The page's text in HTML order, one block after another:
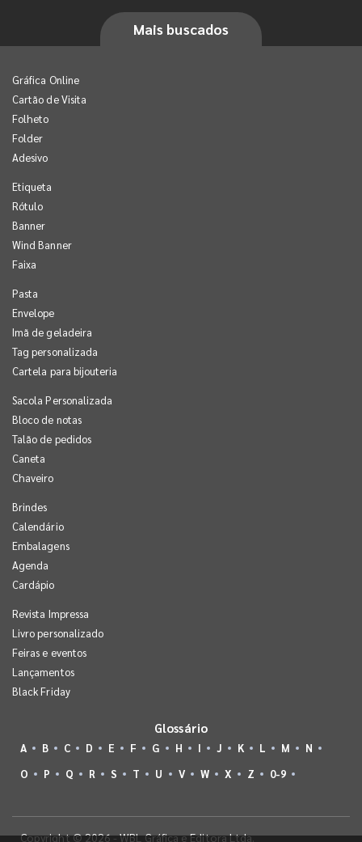
Mais buscados
Gráfica Online
Cartão de Visita
Folheto
Folder
Adesivo
Etiqueta
Rótulo
Banner
Wind Banner
Faixa
Pasta
Envelope
Imã de geladeira
Tag personalizada
Cartela para bijouteria
Sacola Personalizada
Bloco de notas
Talão de pedidos
Caneta
Chaveiro
Brindes
Calendário
Embalagens
Agenda
Cardápio
Revista Impressa
Livro personalizado
Feiras e eventos
Lançamentos
Black Friday
Glossário
A B C D E F G H I J K L M
N
O
P Q R S T U V W X Z 0-9
Copyright © 2026 - WBL Gráfica e Editora Ltda.